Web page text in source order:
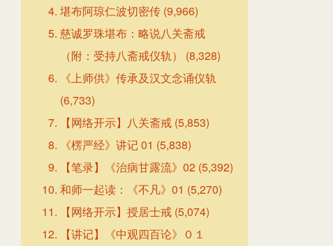
堪布阿琼仁波切密传 (9,966)
慈诚罗珠堪布：略说八关斋戒
（附：受持八斋戒仪轨）
(8,328)
《上师供》传承及汉文念诵仪轨
(6,733)
【网络开示】八关斋戒 (5,853)
《楞严经》讲记 01 (5,838)
【笔录】《治病甘露流》02 (5,392)
和师一起读：《不凡》01 (5,270)
【网络开示】授居士戒 (5,074)
【讲记】《中观四百论》０１